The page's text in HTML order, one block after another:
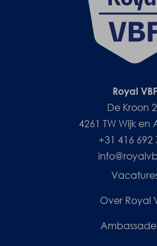
Royal VBF
De Kroon
4261 TW Wijk en
+31 416 692
Over Royal